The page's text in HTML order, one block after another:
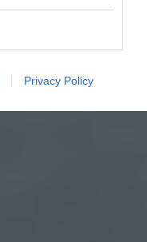
Privacy Policy